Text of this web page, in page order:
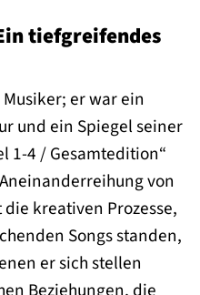
tiefgreifendes
er war ein
und ein Spiegel seiner
1-4 / Gesamtedition“
von
kreativen Prozesse,
Songs standen,
er sich stellen